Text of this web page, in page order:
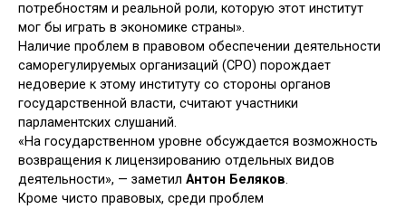
потребностям и реальной роли, которую этот институт
мог бы играть в экономике страны».
Наличие проблем в правовом обеспечении деятельности
саморегулируемых организаций (СРО) порождает
недоверие к этому институту со стороны органов
государственной власти, считают участники
парламентских слушаний.
«На государственном уровне обсуждается возможность
возвращения к лицензированию отдельных видов
деятельности», — заметил Антон Беляков.
Кроме чисто правовых, среди проблем